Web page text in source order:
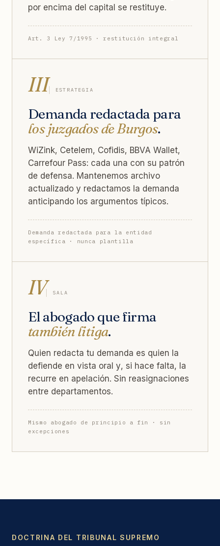
por encima del capital se restituye.
Art. 3 Ley 7/1995 · restitución integral
III ESTRATEGIA
Demanda redactada para
los juzgados de Burgos.
WiZink, Cetelem, Cofidis, BBVA Wallet,
Carrefour Pass: cada una con su patrón
de defensa. Mantenemos archivo
actualizado y redactamos la demanda
anticipando los argumentos típicos.
Demanda redactada para la entidad
específica · nunca plantilla
IV SALA
El abogado que firma
también litiga.
Quien redacta tu demanda es quien la
defiende en vista oral y, si hace falta, la
recurre en apelación. Sin reasignaciones
entre departamentos.
Mismo abogado de principio a fin · sin
excepciones
DOCTRINA DEL TRIBUNAL SUPREMO